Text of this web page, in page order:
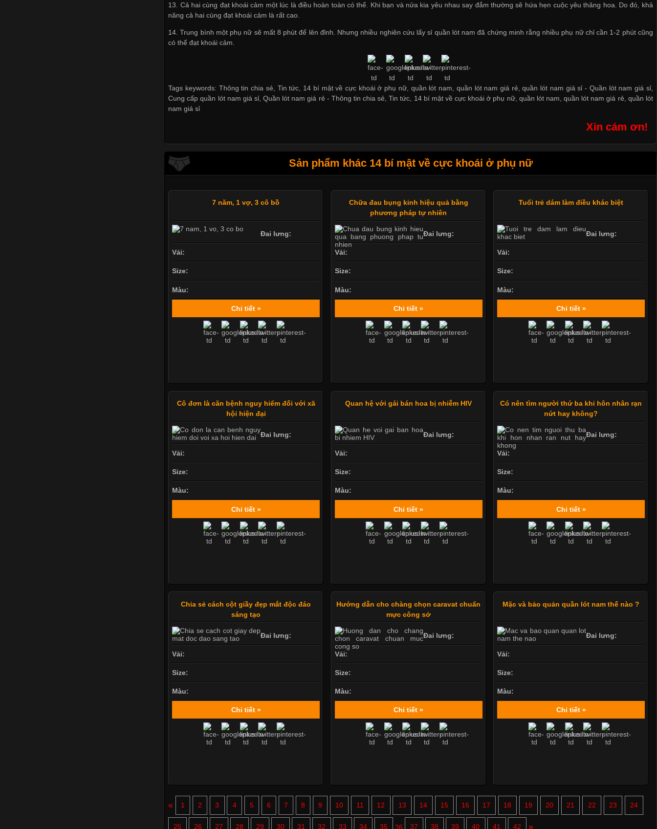
13. Cả hai cùng đạt khoái cảm một lúc là điều hoàn toàn có thể. Khi bạn và nửa kia yêu nhau say đắm thường sẽ hứa hẹn cuộc yêu thăng hoa. Do đó, khả
năng cả hai cùng đạt khoái cảm là rất cao.
14. Trung bình một phụ nữ sẽ mất 8 phút để lên đỉnh. Nhưng nhiều nghiên cứu lấy sỉ quần lót nam đã chứng minh rằng nhiều phụ nữ chỉ cần 1-2 phút cũng
có thể đạt khoái cảm.
Tags keywords: Thông tin chia sẻ, Tin tức, 14 bí mật về cực khoái ở phụ nữ, quần lót nam, quần lót nam giá rẻ, quần lót nam giá sỉ - Quần lót nam giá sỉ,
Cung cấp quần lót nam giá sỉ,Quần lót nam giá rẻ - Thông tin chia sẻ,Tin tức, 14 bí mật về cực khoái ở phụ nữ, quần lót nam,quần lót nam giá rẻ, quần lót
nam giá sỉ
Xin cám ơn!
Sản phẩm khác 14 bí mật về cực khoái ở phụ nữ
7 năm, 1 vợ, 3 cô bồ
Đai lưng:
Vải:
Size:
Màu:
Chi tiết »
Chữa đau bụng kinh hiệu quả bằng
phương pháp tự nhiên
Đai lưng:
Vải:
Size:
Màu:
Chi tiết »
Tuổi trẻ dám làm điều khác biệt
Đai lưng:
Vải:
Size:
Màu:
Chi tiết »
Cô đơn là căn bệnh nguy hiểm đối với xã
hội hiện đại
Đai lưng:
Vải:
Size:
Màu:
Chi tiết »
Quan hệ với gái bán hoa bị nhiễm HIV
Đai lưng:
Vải:
Size:
Màu:
Chi tiết »
Có nên tìm người thứ ba khi hôn nhân rạn
nứt hay không?
Đai lưng:
Vải:
Size:
Màu:
Chi tiết »
Chia sẻ cách cột giầy đẹp mắt độc đáo
sáng tạo
Đai lưng:
Vải:
Size:
Màu:
Chi tiết »
Hướng dẫn cho chàng chọn caravat chuẩn
mực công sở
Đai lưng:
Vải:
Size:
Màu:
Chi tiết »
Mặc và bảo quản quần lót nam thế nào ?
Đai lưng:
Vải:
Size:
Màu:
Chi tiết »
« 1 2 3 4 5 6 7 8 9 10 11 12 13 14 15 16 17 18 19 20 21 22 23 24
25 26 27 28 29 30 31 32 33 34 35 36 37 38 39 40 41 42 »
Mẫu quần short quần lót nam nữ hè thu 2017